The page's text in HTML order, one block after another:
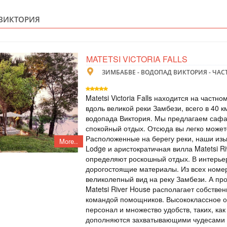
В тур входит: - 2
питание завтрак -
Виктория - полет
природе -
Luxury
ТУР В СТИЛЕ
ВОДОПАДА"
ЗАМБИЯ -
Individual
В тур входит: - 1
завтрак - 2 ночи
питание завтрак -
по Замбези -
аэропорт-отель-
экскурсия на
ТУР НА
More..
MATETSI VICTORIA FALLS
ЗИМБАБВЕ - ВОДОПАД ВИКТОРИЯ -
Matetsi Victoria Falls находится на
вдоль великой реки Замбези, всего в 40
водопада Виктория. Мы предлагаем
спокойный отдых. Отсюда вы легко
Расположенные на берегу реки, наши
Lodge и аристократичная вилла Matetsi
определяют роскошный отдых. В
дорогостоящие материалы. Из всех
великолепный вид на реку Замбези. А
Matetsi River House располагает
командой помощников. Высококлассное
персонал и множество удобств, таких,
дополняются захватывающими